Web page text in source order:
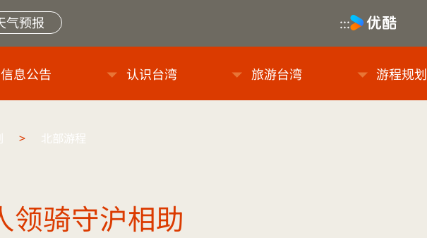
气预报 :::
事处-台湾观光信息网
信息公告
认识台湾 旅游台湾 游程规划
> 北部游程
领骑守沪相助